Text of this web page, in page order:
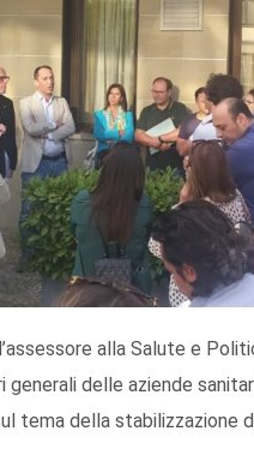
alla Salute e
delle aziende
tema della stabilizzazione